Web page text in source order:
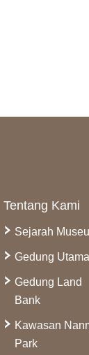
Tentang Kami
Sejarah
Gedung Utama
Gedung Land
Bank
Kawasan
Park